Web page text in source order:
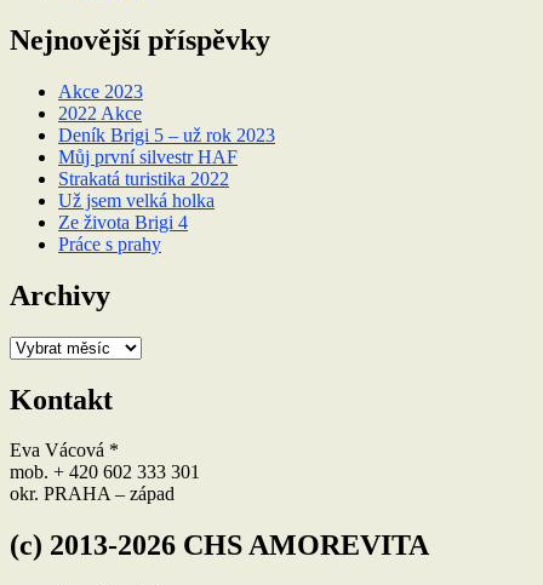
Nejnovější příspěvky
Akce 2023
2022 Akce
Deník Brigi 5 – už rok 2023
Můj první silvestr HAF
Strakatá turistika 2022
Už jsem velká holka
Ze života Brigi 4
Práce s prahy
Archivy
Archivy
Kontakt
Eva Vácová *
mob. + 420 602 333 301
okr. PRAHA – západ
(c) 2013-2026 CHS AMOREVITA